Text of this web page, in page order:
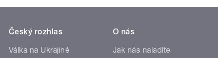
Český rozhlas
Válka na Ukrajině
O nás
Jak nás naladíte